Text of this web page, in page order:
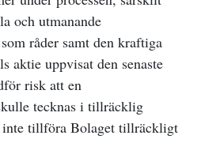
och utmanande
råder samt den kraftiga
aktie uppvisat den senaste
risk att en
tecknas i tillräcklig
inte tillföra Bolaget tillräckligt